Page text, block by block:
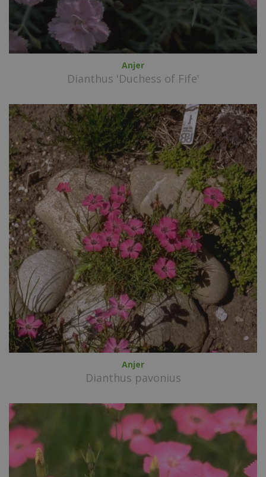
Anjer
Dianthus 'Duchess of Fife'
Anjer
Dianthus pavonius